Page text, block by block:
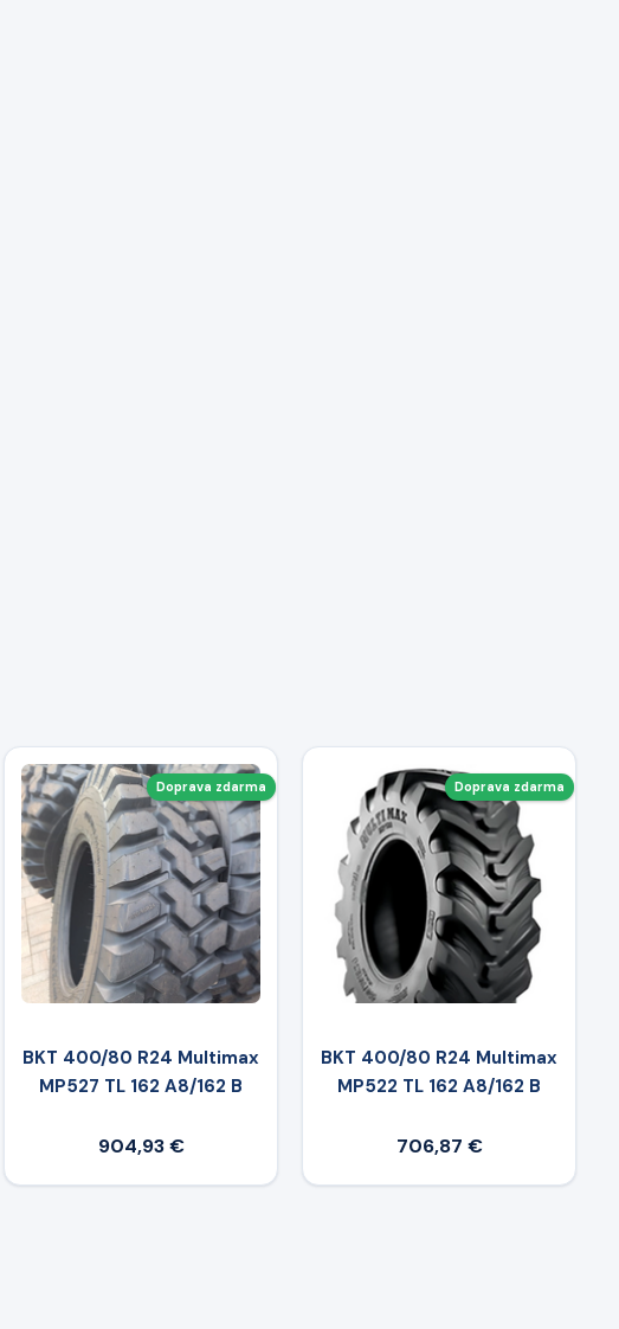
Doprava zdarma
BKT 400/80 R24 Multimax
MP527 TL 162 A8/162 B
904,93 €
Doprava zdarma
BKT 400/80 R24 Multimax
MP522 TL 162 A8/162 B
706,87 €